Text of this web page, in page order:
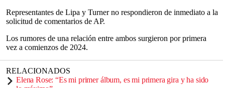
Representantes de Lipa y Turner no respondieron de inmediato a la
solicitud de comentarios de AP.
Los rumores de una relación entre ambos surgieron por primera
vez a comienzos de 2024.
RELACIONADOS
Elena Rose: “Es mi primer álbum, es mi primera gira y ha sido